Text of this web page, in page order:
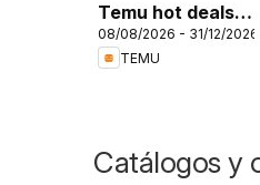
Temu hot deals –
Colombia
08/08/2026 - 31/12/2026
TEMU
Catálogos y